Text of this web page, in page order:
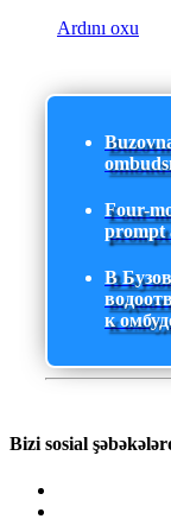
Ardını oxu
Four-
prompt
В
к
Bizi sosial